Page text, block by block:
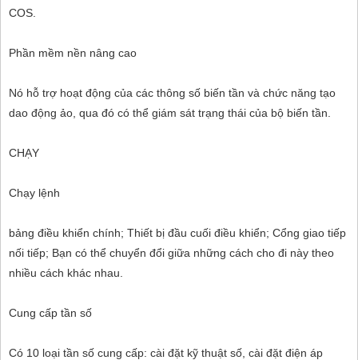
COS.
Phần mềm nền nâng cao
Nó hỗ trợ hoạt động của các thông số biến tần và chức năng tạo
dao động ảo, qua đó có thể giám sát trạng thái của bộ biến tần.
CHẠY
Chạy lệnh
bảng điều khiển chính; Thiết bị đầu cuối điều khiển; Cổng giao tiếp
nối tiếp; Bạn có thể chuyển đổi giữa những cách cho đi này theo
nhiều cách khác nhau.
Cung cấp tần số
Có 10 loại tần số cung cấp: cài đặt kỹ thuật số, cài đặt điện áp